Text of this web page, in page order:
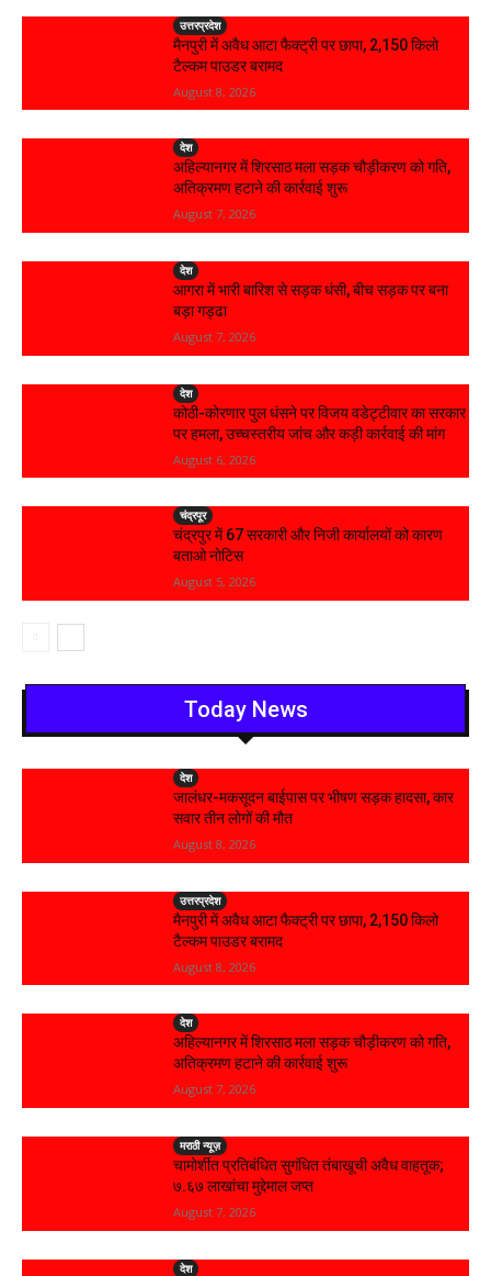
उत्तरप्रदेश
मैनपुरी में अवैध आटा फैक्ट्री पर छापा, 2,150 किलो
टैल्कम पाउडर बरामद
August 8, 2026
देश
अहिल्यानगर में शिरसाठ मला सड़क चौड़ीकरण को गति,
अतिक्रमण हटाने की कार्रवाई शुरू
August 7, 2026
देश
आगरा में भारी बारिश से सड़क धंसी, बीच सड़क पर बना
बड़ा गड्ढा
August 7, 2026
देश
कोठी-कोरणार पुल धंसने पर विजय वडेट्टीवार का सरकार
पर हमला, उच्चस्तरीय जांच और कड़ी कार्रवाई की मांग
August 6, 2026
चंद्रपूर
चंद्रपुर में 67 सरकारी और निजी कार्यालयों को कारण
बताओ नोटिस
August 5, 2026
Today News
देश
जालंधर-मकसूदन बाईपास पर भीषण सड़क हादसा, कार
सवार तीन लोगों की मौत
August 8, 2026
उत्तरप्रदेश
मैनपुरी में अवैध आटा फैक्ट्री पर छापा, 2,150 किलो
टैल्कम पाउडर बरामद
August 8, 2026
देश
अहिल्यानगर में शिरसाठ मला सड़क चौड़ीकरण को गति,
अतिक्रमण हटाने की कार्रवाई शुरू
August 7, 2026
मराठी न्यूज़
चामोर्शीत प्रतिबंधित सुगंधित तंबाखूची अवैध वाहतूक;
₹७.६७ लाखांचा मुद्देमाल जप्त
August 7, 2026
देश